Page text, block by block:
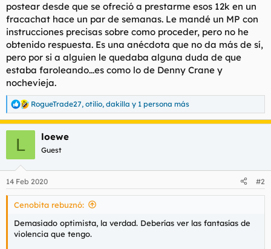
postear desde que se ofreció a prestarme esos 12k en un
fracachat hace un par de semanas. Le mandé un MP con
instrucciones precisas sobre como proceder, pero no he
obtenido respuesta. Es una anécdota que no da más de sí,
pero por si a alguien le quedaba alguna duda de que
estaba faroleando...es como lo de Denny Crane y
nochevieja.
R
e
a
e
s
RogueTrade27, otilio, dakilla y 1 persona más
L loewe
Guest
14 Feb 2020 #2
Cenobita rebuznó:
Demasiado optimista, la verdad. Deberías ver las fantasías de
violencia que tengo.